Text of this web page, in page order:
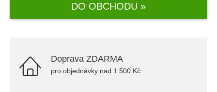
DO OBCHODU »
Doprava ZDARMA
pro objednávky nad 1.500 Kč